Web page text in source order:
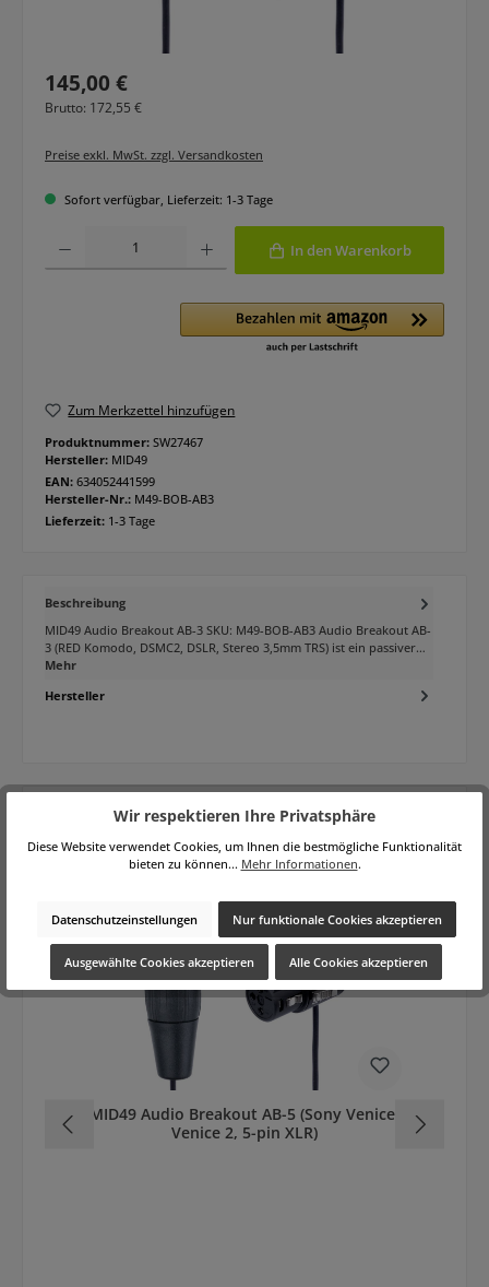
Regulärer Preis:
145,00 €
Brutto: 172,55 €
Preise exkl. MwSt. zzgl. Versandkosten
Sofort verfügbar, Lieferzeit: 1-3 Tage
In den Warenkorb
Zum Merkzettel hinzufügen
Produktnummer: SW27467
Hersteller: MID49
EAN: 634052441599
Hersteller-Nr.: M49-BOB-AB3
Lieferzeit: 1-3 Tage
Beschreibung
MID49 Audio Breakout AB-3 SKU: M49-BOB-AB3 Audio Breakout AB-
3 (RED Komodo, DSMC2, DSLR, Stereo 3,5mm TRS) ist ein passiver…
Mehr
Hersteller
Produktgalerie überspringen
Zubehör
MID49 Audio Breakout AB-5 (Sony Venice,
Venice 2, 5-pin XLR)
Wir respektieren Ihre Privatsphäre
Diese Website verwendet Cookies, um Ihnen die bestmögliche Funktionalität
bieten zu können... Mehr Informationen.
Datenschutzeinstellungen Nur funktionale Cookies akzeptieren
Ausgewählte Cookies akzeptieren Alle Cookies akzeptieren